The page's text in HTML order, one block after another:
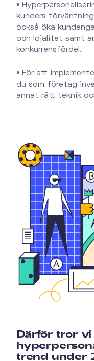
•
kunders
också öka
och lojalitet samt
konkurrensfördel.
• För att
du som företag
annat rätt teknik
Därför tror vi
trend under